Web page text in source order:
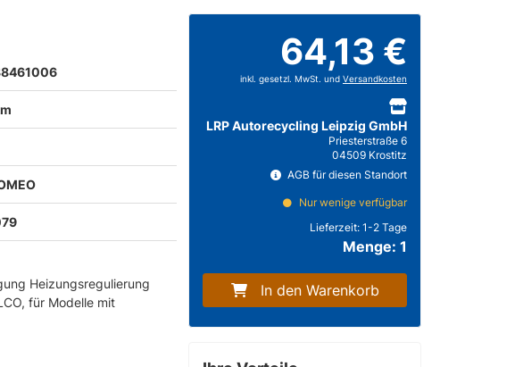
Heizungsregulierung
für Modelle mit
64,13 €
inkl. gesetzl. MwSt. und Versandkosten
LRP Autorecycling Leipzig GmbH
Priesterstraße 6
04509 Krostitz
AGB für diesen Standort
Nur wenige verfügbar
Lieferzeit: 1-2 Tage
Menge: 1
In den Warenkorb